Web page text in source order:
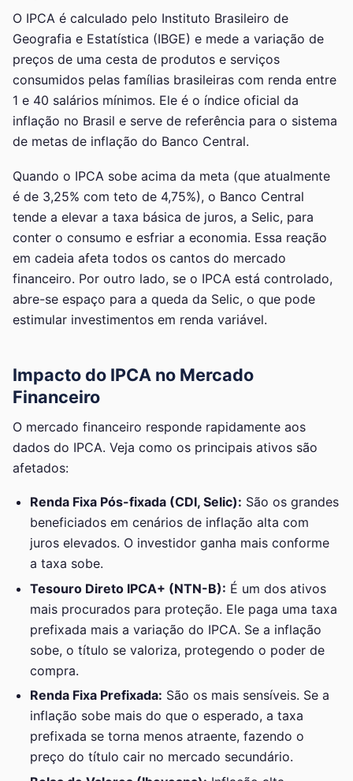
O IPCA é calculado pelo Instituto Brasileiro de
Geografia e Estatística (IBGE) e mede a variação de
preços de uma cesta de produtos e serviços
consumidos pelas famílias brasileiras com renda entre
1 e 40 salários mínimos. Ele é o índice oficial da
inflação no Brasil e serve de referência para o sistema
de metas de inflação do Banco Central.
Quando o IPCA sobe acima da meta (que atualmente
é de 3,25% com teto de 4,75%), o Banco Central
tende a elevar a taxa básica de juros, a Selic, para
conter o consumo e esfriar a economia. Essa reação
em cadeia afeta todos os cantos do mercado
financeiro. Por outro lado, se o IPCA está controlado,
abre-se espaço para a queda da Selic, o que pode
estimular investimentos em renda variável.
Impacto do IPCA no Mercado
Financeiro
O mercado financeiro responde rapidamente aos
dados do IPCA. Veja como os principais ativos são
afetados:
Renda Fixa Pós-fixada (CDI, Selic): São os grandes
beneficiados em cenários de inflação alta com
juros elevados. O investidor ganha mais conforme
a taxa sobe.
Tesouro Direto IPCA+ (NTN-B): É um dos ativos
mais procurados para proteção. Ele paga uma taxa
prefixada mais a variação do IPCA. Se a inflação
sobe, o título se valoriza, protegendo o poder de
compra.
Renda Fixa Prefixada: São os mais sensíveis. Se a
inflação sobe mais do que o esperado, a taxa
prefixada se torna menos atraente, fazendo o
preço do título cair no mercado secundário.